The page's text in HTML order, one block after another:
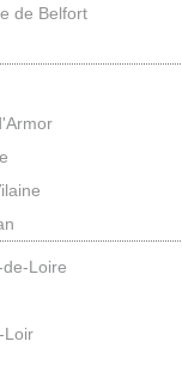
de Belfort
Loire
Loir